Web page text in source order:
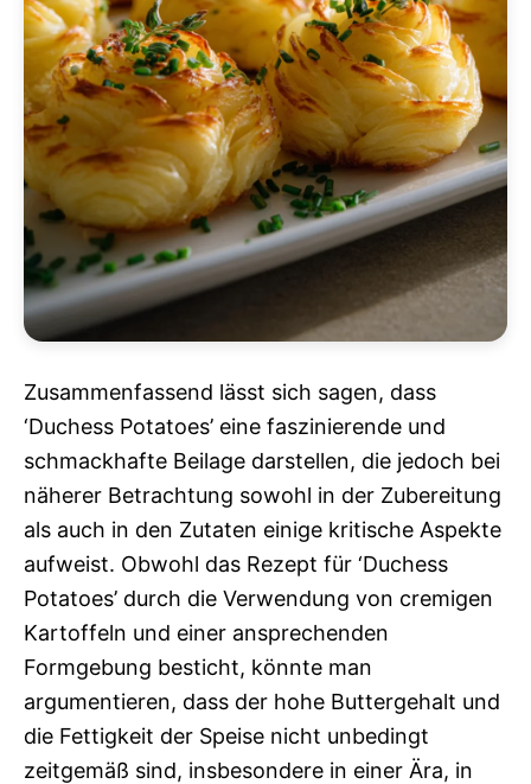
Zusammenfassend lässt sich sagen, dass
‘Duchess Potatoes’ eine faszinierende und
schmackhafte Beilage darstellen, die jedoch bei
näherer Betrachtung sowohl in der Zubereitung
als auch in den Zutaten einige kritische Aspekte
aufweist. Obwohl das Rezept für ‘Duchess
Potatoes’ durch die Verwendung von cremigen
Kartoffeln und einer ansprechenden
Formgebung besticht, könnte man
argumentieren, dass der hohe Buttergehalt und
die Fettigkeit der Speise nicht unbedingt
zeitgemäß sind, insbesondere in einer Ära, in